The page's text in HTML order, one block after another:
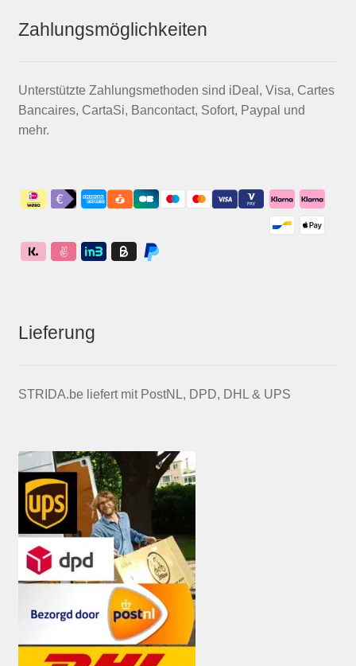
Zahlungsmöglichkeiten
Unterstützte Zahlungsmethoden sind iDeal, Visa, Cartes
Bancaires, CartaSi, Bancontact, Sofort, Paypal und
mehr.
Lieferung
STRIDA.be liefert mit PostNL, DPD, DHL & UPS